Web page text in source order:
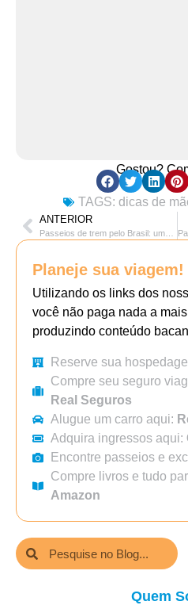
Gostou?
TAGS: dicas de
ANTERIOR
Planeje sua viagem!
Utilizando os links dos
você não paga nada a
produzindo conteúdo
Reserve sua
Compre seu seguro
Real Seguros
Alugue um carro aqui:
Adquira ingressos aqui:
Encontre passeios e
Compre livros e tudo
Amazon
Quem